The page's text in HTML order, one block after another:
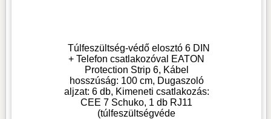
Túlfeszültség-védő elosztó 6 DIN
+ Telefon csatlakozóval EATON
Protection Strip 6, Kábel
hosszúság: 100 cm, Dugaszoló
aljzat: 6 db, Kimeneti csatlakozás:
CEE 7 Schuko, 1 db RJ11
(túlfeszültségvéde